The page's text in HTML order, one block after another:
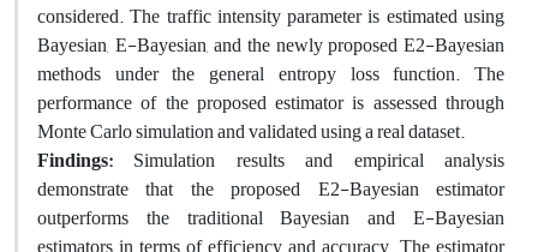
considered. The traffic intensity parameter is estimated using
Bayesian, E-Bayesian, and the newly proposed E2-Bayesian
methods under the general entropy loss function. The
performance of the proposed estimator is assessed through
Monte Carlo simulation and validated using a real dataset.
Findings: Simulation results and empirical analysis
demonstrate that the proposed E2-Bayesian estimator
outperforms the traditional Bayesian and E-Bayesian